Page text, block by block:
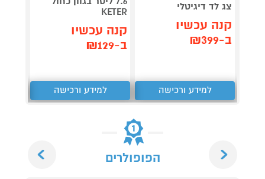
צג לד דיגיטלי
קנה עכשיו
ב-₪399
למידע ורכישה
KETER
קנה עכשיו
ב-₪129
למידע ורכישה
הפופולרים